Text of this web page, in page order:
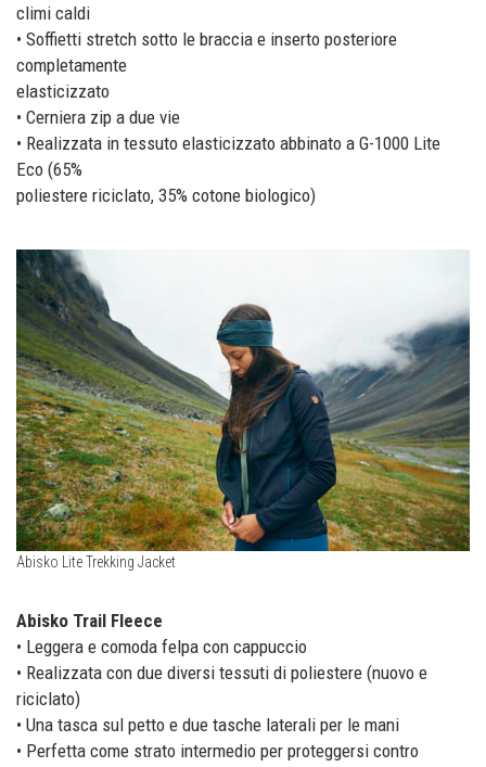
climi caldi
• Soffietti stretch sotto le braccia e inserto posteriore
completamente
elasticizzato
• Cerniera zip a due vie
• Realizzata in tessuto elasticizzato abbinato a G-1000 Lite
Eco (65%
poliestere riciclato, 35% cotone biologico)
Abisko Lite Trekking Jacket
Abisko Trail Fleece
• Leggera e comoda felpa con cappuccio
• Realizzata con due diversi tessuti di poliestere (nuovo e
riciclato)
• Una tasca sul petto e due tasche laterali per le mani
• Perfetta come strato intermedio per proteggersi contro